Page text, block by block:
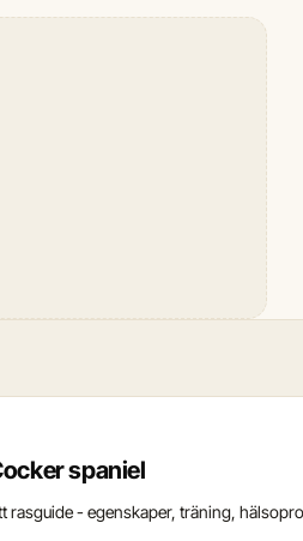
spaniel
rasguide - egenskaper, träning,